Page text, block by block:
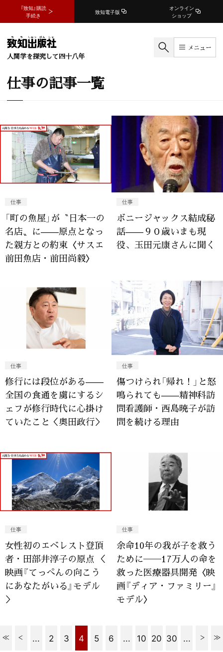
『致知』購読
手続き
致知電子版
オンライン
ショップ
人間学を探究して四十八年
メニュー
仕事の記事一覧
仕事
「町の魚屋」が〝日本一の
名店〟に——原点となっ
た親方との約束〈サスエ
前田魚店・前田尚毅〉
仕事
ボニージャックス結成秘
話——９０歳いまも現
役、玉田元康さんに聞く
仕事
修行には段位がある——
全国の食通を虜にするシ
ェフが修行時代に心掛け
ていたこと＜奥田政行＞
仕事
傷つけられ「帰れ！」と怒
鳴られても——精神科訪
問看護師・西島暁子が訪
問を続ける理由
仕事
女性初のエベレスト登頂
者・田部井淳子の原点 ＜
映画『てっぺんの向こう
にあなたがいる』モデル
＞
仕事
余命10年の我が子を救う
ために──17万人の命を
救った医療器具開発〈映
画『ディア・ファミリー』
モデル〉
... 2 3 4 5 6 ... 10 20 30 ...